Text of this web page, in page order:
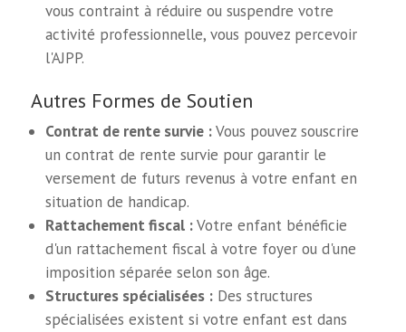
vous contraint à réduire ou suspendre votre
activité professionnelle, vous pouvez percevoir
l'AJPP.
Autres Formes de Soutien
Contrat de rente survie :Vous pouvez souscrire
un contrat de rente survie pour garantir le
versement de futurs revenus à votre enfant en
situation de handicap.
Rattachement fiscal :Votre enfant bénéficie
d'un rattachement fiscal à votre foyer ou d'une
imposition séparée selon son âge.
Structures spécialisées : Des structures
spécialisées existent si votre enfant est dans